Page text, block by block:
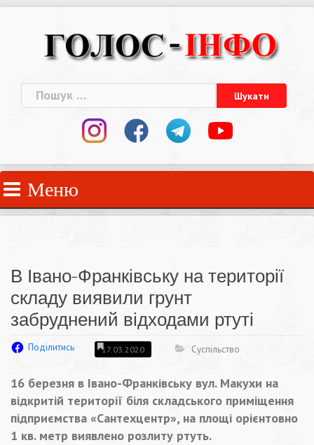
Пошук:
Меню
В Івано-Франківську на території
складу виявили грунт
забруднений відходами ртуті
Поділитись 17.03.2020 Суспільство
16 березня в Івано-Франківську вул. Макухи на
відкритій території біля складського приміщення
підприємства «Сантехцентр», на площі орієнтовно
1 кв. метр виявлено розлиту ртуть.